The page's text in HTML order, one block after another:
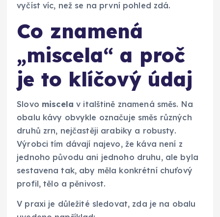
vyčíst víc, než se na první pohled zdá.
Co znamená
„miscela“ a proč
je to klíčový údaj
Slovo miscela v italštině znamená směs. Na
obalu kávy obvykle označuje směs různých
druhů zrn, nejčastěji arabiky a robusty.
Výrobci tím dávají najevo, že káva není z
jednoho původu ani jednoho druhu, ale byla
sestavena tak, aby měla konkrétní chuťový
profil, tělo a pěnivost.
V praxi je důležité sledovat, zda je na obalu